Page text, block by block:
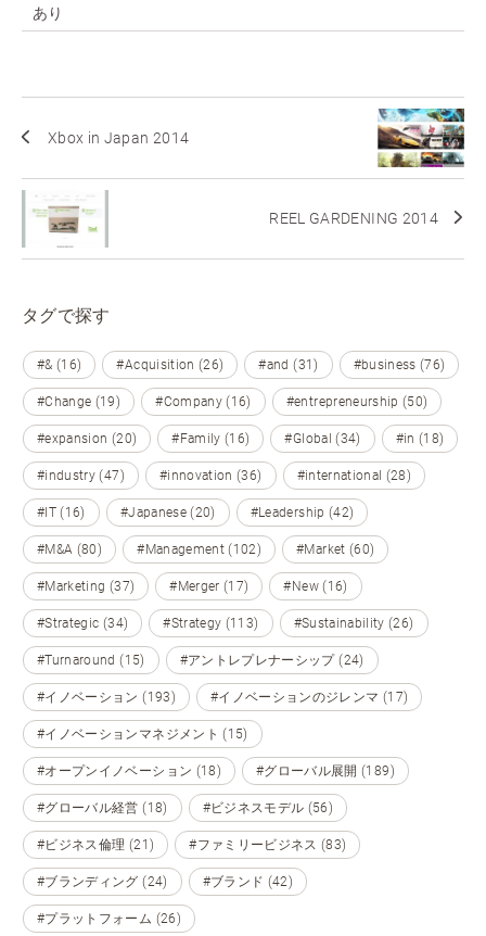
あり
Xbox in Japan 2014
REEL GARDENING 2014
タグで探す
#& (16) #Acquisition (26) #and (31) #business (76)
#Change (19) #Company (16) #entrepreneurship (50)
#expansion (20) #Family (16) #Global (34) #in (18)
#industry (47) #innovation (36) #international (28)
#IT (16) #Japanese (20) #Leadership (42)
#M&A (80) #Management (102) #Market (60)
#Marketing (37) #Merger (17) #New (16)
#Strategic (34) #Strategy (113) #Sustainability (26)
#Turnaround (15) #アントレプレナーシップ (24)
#イノベーション (193) #イノベーションのジレンマ (17)
#イノベーションマネジメント (15)
#オープンイノベーション (18) #グローバル展開 (189)
#グローバル経営 (18) #ビジネスモデル (56)
#ビジネス倫理 (21) #ファミリービジネス (83)
#ブランディング (24) #ブランド (42)
#プラットフォーム (26)